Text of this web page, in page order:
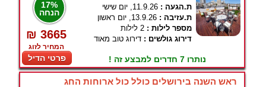
17%
הנחה
₪ 3665
המחיר לזוג
פרטי הדיל
ת.הגעה : 11.9.26, יום שישי
ת.עזיבה : 13.9.26, יום ראשון
מספר לילות : 2 לילות
דירוג גולשים : דירוג טוב מאוד
נותרו 7 חדרים למבצע זה !
ראש השנה בירושלים כולל כול ארוחות החג